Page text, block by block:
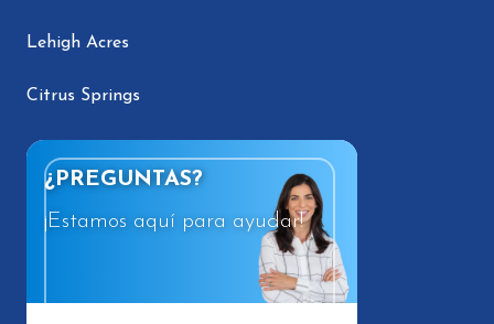
Lehigh Acres
Citrus Springs
¿PREGUNTAS?
¡Estamos aquí para ayudar!